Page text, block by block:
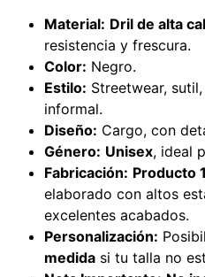
Material: Dril de alta
resistencia y frescura.
Color: Negro.
Estilo: Streetwear,
informal.
Diseño: Cargo, con
Género: Unisex, ideal
Fabricación: Producto
elaborado con altos
excelentes acabados.
Personalización:
medida si tu talla no